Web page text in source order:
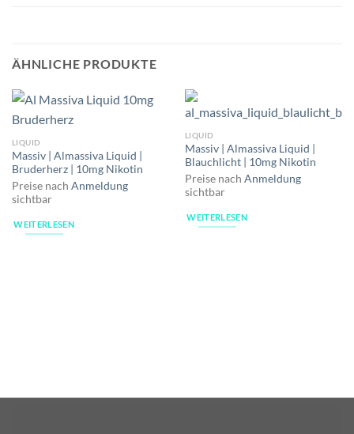
ÄHNLICHE PRODUKTE
LIQUID
Massiv | Almassiva Liquid |
Bruderherz | 10mg Nikotin
Preise nach Anmeldung
sichtbar
WEITERLESEN
LIQUID
Massiv | Almassiva Liquid |
Blauchlicht | 10mg Nikotin
Preise nach Anmeldung
sichtbar
WEITERLESEN